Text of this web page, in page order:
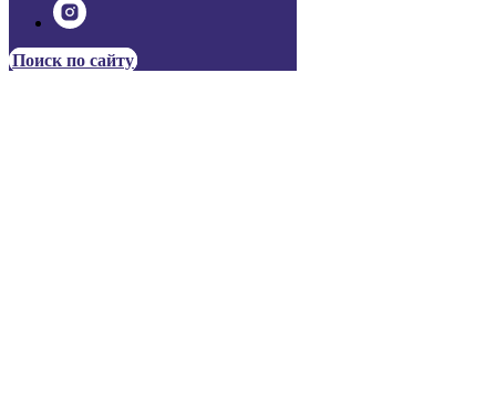
Поиск по сайту